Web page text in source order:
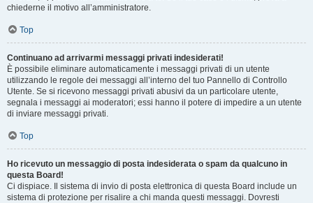
chiederne il motivo all’amministratore.
Top
Continuano ad arrivarmi messaggi privati indesiderati!
È possibile eliminare automaticamente i messaggi privati ​​di un utente
utilizzando le regole dei messaggi all’interno del tuo Pannello di Controllo
Utente. Se si ricevono messaggi privati ​​abusivi da un particolare utente,
segnala i messaggi ai moderatori; essi hanno il potere di impedire a un utente
di inviare messaggi privati​​.
Top
Ho ricevuto un messaggio di posta indesiderata o spam da qualcuno in
questa Board!
Ci dispiace. Il sistema di invio di posta elettronica di questa Board include un
sistema di protezione per risalire a chi manda questi messaggi. Dovresti